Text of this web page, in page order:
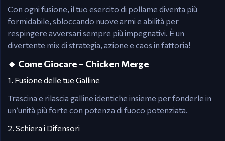
Con ogni fusione, il tuo esercito di pollame diventa più
formidabile, sbloccando nuove armi e abilità per
respingere avversari sempre più impegnativi. È un
divertente mix di strategia, azione e caos in fattoria!
🔹 Come Giocare – Chicken Merge
1. Fusione delle tue Galline
Trascina e rilascia galline identiche insieme per fonderle in
un’unità più forte con potenza di fuoco potenziata.
2. Schiera i Difensori